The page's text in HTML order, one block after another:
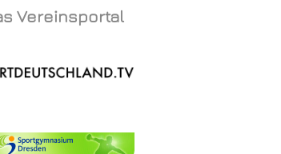
Vereinsportal